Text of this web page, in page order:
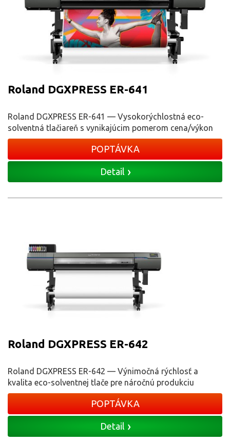
Roland DGXPRESS ER-641
Roland DGXPRESS ER-641 — Vysokorýchlostná eco-
solventná tlačiareň s vynikajúcim pomerom cena/výkon
POPTÁVKA
Detail
Roland DGXPRESS ER-642
Roland DGXPRESS ER-642 — Výnimočná rýchlosť a
kvalita eco-solventnej tlače pre náročnú produkciu
POPTÁVKA
Detail